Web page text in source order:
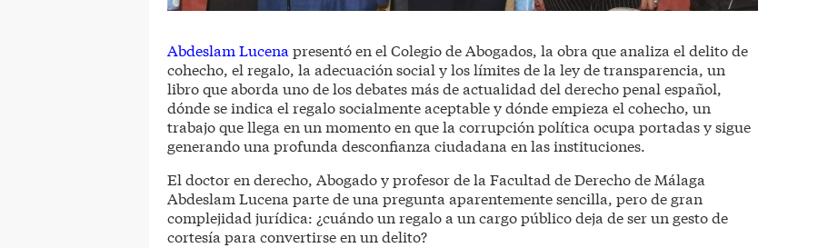
Abdeslam Lucena presentó en el Colegio de Abogados, la obra que analiza el delito de
cohecho, el regalo, la adecuación social y los límites de la ley de transparencia, un
libro que aborda uno de los debates más de actualidad del derecho penal español,
dónde se indica el regalo socialmente aceptable y dónde empieza el cohecho, un
trabajo que llega en un momento en que la corrupción política ocupa portadas y sigue
generando una profunda desconfianza ciudadana en las instituciones.
El doctor en derecho, Abogado y profesor de la Facultad de Derecho de Málaga
Abdeslam Lucena parte de una pregunta aparentemente sencilla, pero de gran
complejidad jurídica: ¿cuándo un regalo a un cargo público deja de ser un gesto de
cortesía para convertirse en un delito?